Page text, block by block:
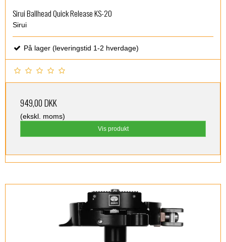
Sirui Ballhead Quick Release KS-20
Sirui
På lager (leveringstid 1-2 hverdage)
949,00 DKK
(ekskl. moms)
Vis produkt